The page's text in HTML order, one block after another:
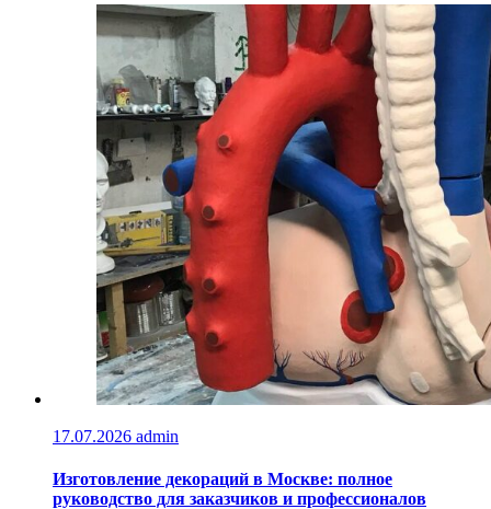
17.07.2026 admin
Изготовление декораций в Москве: полное
руководство для заказчиков и профессионалов